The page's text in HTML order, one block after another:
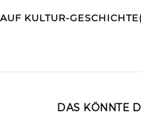
KULTUR-
DAS KÖNNTE